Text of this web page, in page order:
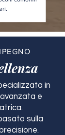
in
e
sulla